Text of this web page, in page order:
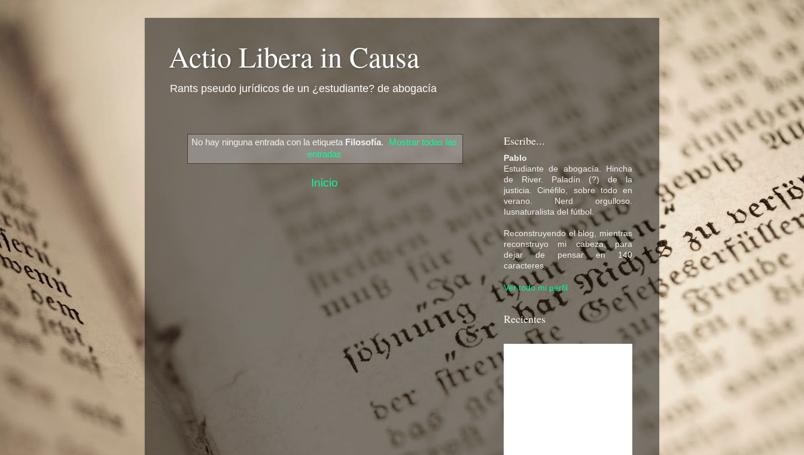
Actio Libera in Causa
Rants pseudo jurídicos de un ¿estudiante? de abogacía
No hay ninguna entrada con la etiqueta Filosofía.
Mostrar todas las
entradas
Inicio
Escribe...
Pablo
Estudiante de abogacía. Hincha
de River. Paladín (?) de la
justicia. Cinéfilo, sobre todo en
verano. Nerd orgulloso.
Iusnaturalista del fútbol.
Reconstruyendo el blog, mientras
reconstruyo mi cabeza, para
dejar de pensar en 140
caracteres.
Ver todo mi perfil
Recientes